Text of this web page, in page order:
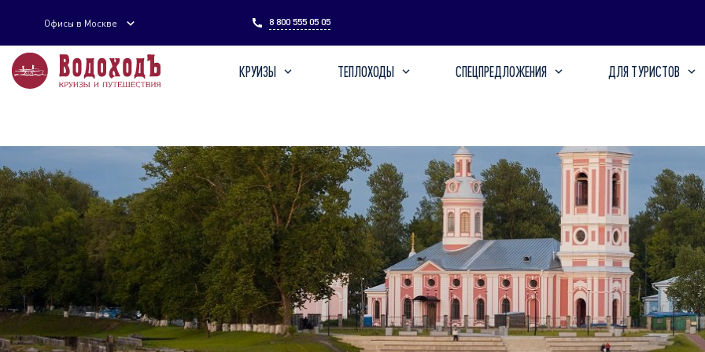
Офисы в Москве 8 800 555 05 05
КРУИЗЫ ТЕПЛОХОДЫ СПЕЦПРЕДЛОЖЕНИЯ ДЛЯ ТУРИСТОВ
Введите поисковый запрос